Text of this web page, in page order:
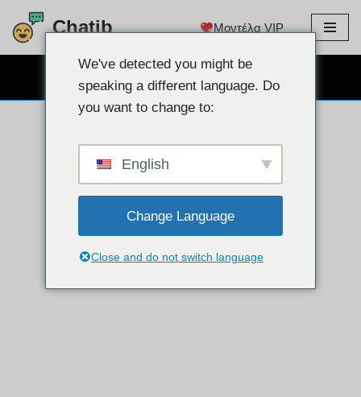
Μετάβαση
περιεχόμενο
Chatib Μοντέλα VIP
We've detected you might be
speaking a different language. Do
you want to change to:
English
Change Language
Close and do not switch language